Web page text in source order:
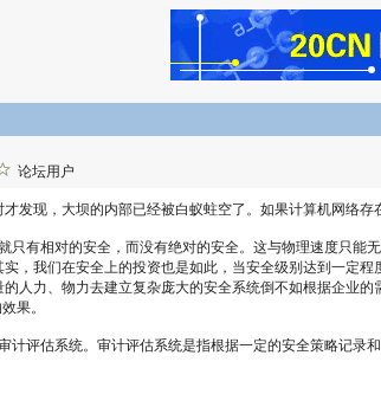
论坛用户
发现，大坝的内部已经被白蚁蛀空了。如果计算机网络
有相对的安全，而没有绝对的安全。这与物理速度只能
，我们在安全上的投资也是如此，当安全级别达到一定
人力、物力去建立复杂庞大的安全系统倒不如根据企业
果。
评估系统。审计评估系统是指根据一定的安全策略记录